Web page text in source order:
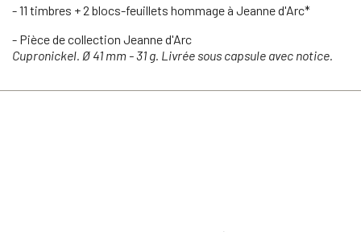
- 11 timbres + 2 blocs-feuillets hommage à Jeanne d'Arc*
- Pièce de collection Jeanne d'Arc
Cupronickel. Ø 41 mm - 31 g. Livrée sous capsule avec notice.